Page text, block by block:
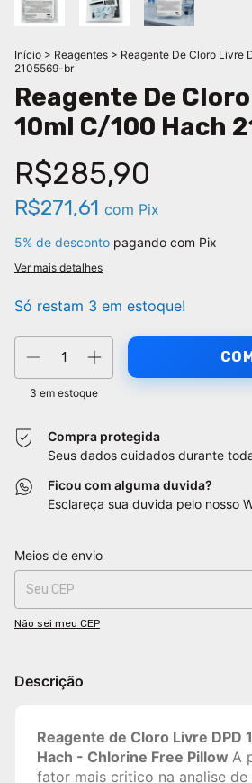
Início > Reagentes > Reagente De Cloro Livre
2105569-br
Reagente De
10ml C/100 Hach
R$285,90
R$271,61 com Pix
5% de desconto pagando com Pix
Ver mais detalhes
Só restam 3 em estoque!
3 em estoque
Compra protegida
Seus dados cuidados durante
Ficou com alguma duvida?
Esclareça sua duvida pelo nosso
Entregas para o CEP:
Meios de envio
Não sei meu CEP
Descrição
Reagente de Cloro Livre DPD
Hach - Chlorine Free Pillow A
fator mais critico na analise de